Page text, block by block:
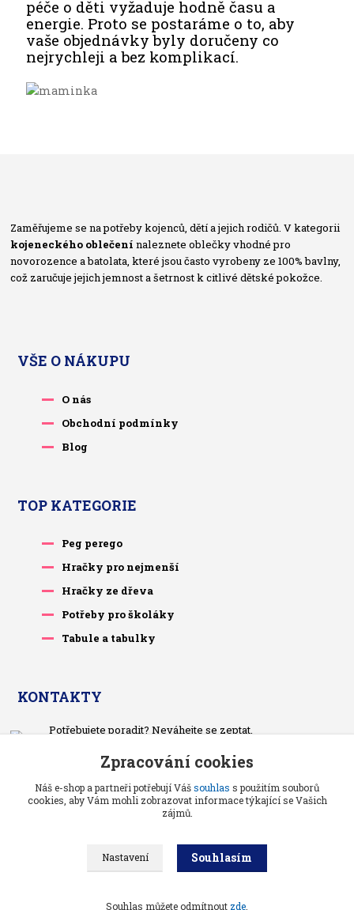
péče o děti vyžaduje hodně času a
energie. Proto se postaráme o to, aby
vaše objednávky byly doručeny co
nejrychleji a bez komplikací.
Zaměřujeme se na potřeby kojenců, dětí a jejich rodičů. V kategorii
kojeneckého oblečení naleznete oblečky vhodné pro
novorozence a batolata, které jsou často vyrobeny ze 100% bavlny,
což zaručuje jejich jemnost a šetrnost k citlivé dětské pokožce.
VŠE O NÁKUPU
O nás
Obchodní podmínky
Blog
TOP KATEGORIE
Peg perego
Hračky pro nejmenší
Hračky ze dřeva
Potřeby pro školáky
Tabule a tabulky
KONTAKTY
Potřebujete poradit? Neváhejte se zeptat.
Po-čt, po 13 hodině
pietrasova.p@seznam.cz
Vše pro děti a kojence // Grafika a kódování
Zpracování cookies
Náš e-shop a partneři potřebují Vášsouhlas s použitím souborů
cookies, aby Vám mohli zobrazovat informace týkající se Vašich
zájmů.
Nastavení Souhlasím
Souhlas můžete odmítnout zde